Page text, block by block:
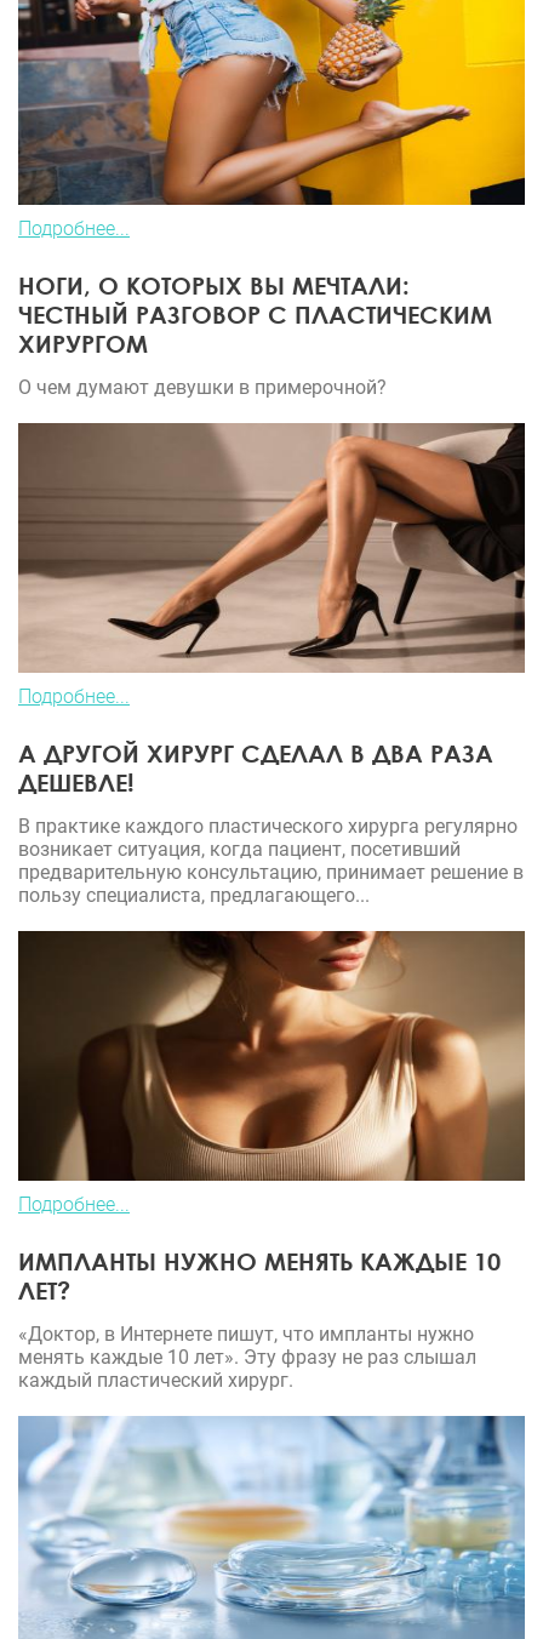
Подробнее...
НОГИ, О КОТОРЫХ ВЫ МЕЧТАЛИ:
ЧЕСТНЫЙ РАЗГОВОР С ПЛАСТИЧЕСКИМ
ХИРУРГОМ
О чем думают девушки в примерочной?
Подробнее...
А ДРУГОЙ ХИРУРГ СДЕЛАЛ В ДВА РАЗА
ДЕШЕВЛЕ!
В практике каждого пластического хирурга регулярно
возникает ситуация, когда пациент, посетивший
предварительную консультацию, принимает решение в
пользу специалиста, предлагающего...
Подробнее...
ИМПЛАНТЫ НУЖНО МЕНЯТЬ КАЖДЫЕ 10
ЛЕТ?
«Доктор, в Интернете пишут, что импланты нужно
менять каждые 10 лет». Эту фразу не раз слышал
каждый пластический хирург.